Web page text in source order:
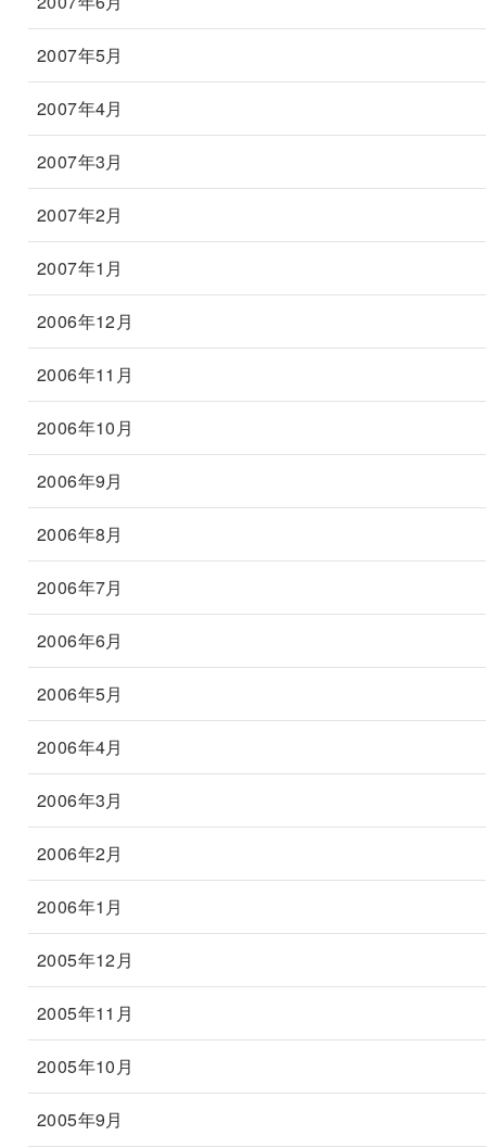
2007年5月
2007年4月
2007年3月
2007年2月
2007年1月
2006年12月
2006年11月
2006年10月
2006年9月
2006年8月
2006年7月
2006年6月
2006年5月
2006年4月
2006年3月
2006年2月
2006年1月
2005年12月
2005年11月
2005年10月
2005年9月